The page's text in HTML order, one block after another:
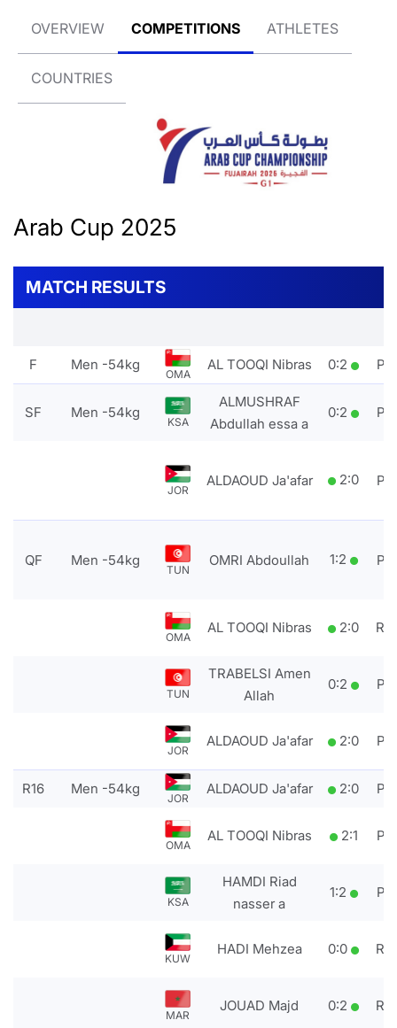
OVERVIEW COMPETITIONS ATHLETES
COUNTRIES
Arab Cup 2025
MATCH RESULTS
F Men -54kg
OMA
AL TOOQI Nibras 0:2
SF Men -54kg
KSA
ALMUSHRAF
Abdullah essa a
0:2
JOR
ALDAOUD Ja'afar 2:0
QF Men -54kg
TUN
OMRI Abdoullah 1:2
OMA
AL TOOQI Nibras 2:0
TUN
TRABELSI Amen
Allah
0:2
JOR
ALDAOUD Ja'afar 2:0
R16 Men -54kg
JOR
ALDAOUD Ja'afar 2:0
OMA
AL TOOQI Nibras 2:1
KSA
HAMDI Riad
nasser a
1:2
KUW
HADI Mehzea 0:0
MAR
JOUAD Majd 0:2